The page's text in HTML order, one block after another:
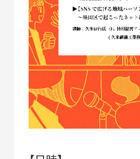
VISION
構想 育成
フラッグシップ商品開発